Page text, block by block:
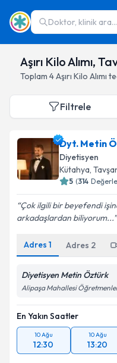
Doktor, klinik ara...
Aşırı Kilo Alımı,
Toplam 4Aşırı Kilo Alımı
Filtrele
Dyt. Metin
Diyetisyen
Kütahya,
5 (314
Çok ilgili bir beyefendi
arkadaşlardan biliyorum...
Adres 1 Adres 2
Diyetisyen Metin Öztürk
Alipaşa Mahallesi Öğretmenler
En Yakın Saatler
10 Ağu
12:30
10 Ağu
13:20